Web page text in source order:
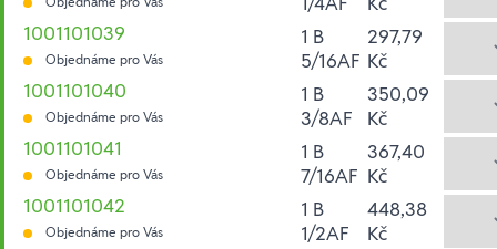
1001101039
Objednáme pro Vás
1 B
5/16AF
297,79
Kč
1001101040
Objednáme pro Vás
1 B
3/8AF
350,09
Kč
1001101041
Objednáme pro Vás
1 B
7/16AF
367,40
Kč
1001101042
Objednáme pro Vás
1 B
1/2AF
448,38
Kč